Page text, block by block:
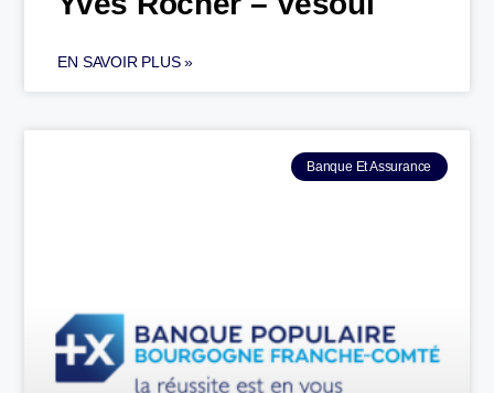
EN SAVOIR PLUS »
Banque Et Assurance